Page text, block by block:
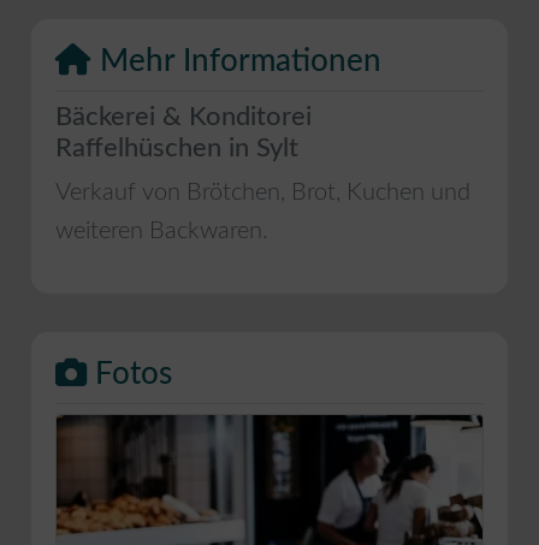
Mehr Informationen
Bäckerei & Konditorei
Raffelhüschen in Sylt
Verkauf von Brötchen, Brot, Kuchen und
weiteren Backwaren.
Fotos